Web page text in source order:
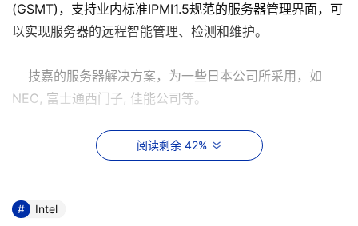
(GSMT)，支持业内标准IPMI1.5规范的服务器管理界面，可
以实现服务器的远程智能管理、检测和维护。
技嘉的服务器解决方案，为一些日本公司所采用，如
NEC, 富士通西门子, 佳能公司等。
技嘉GS-SR114双核心服务器平台根据存储方式的不同分
为两种型号: GS-SR114L和GS-SR114V。二者的区别仅仅在
是热插拔SATA硬盘，以满足不同用户的需求。
阅读剩余 42%
Intel